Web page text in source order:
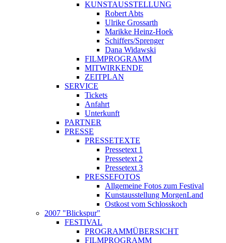
KUNSTAUSSTELLUNG
Robert Abts
Ulrike Grossarth
Marikke Heinz-Hoek
Schiffers/Sprenger
Dana Widawski
FILMPROGRAMM
MITWIRKENDE
ZEITPLAN
SERVICE
Tickets
Anfahrt
Unterkunft
PARTNER
PRESSE
PRESSETEXTE
Pressetext 1
Pressetext 2
Pressetext 3
PRESSEFOTOS
Allgemeine Fotos zum Festival
Kunstausstellung MorgenLand
Ostkost vom Schlosskoch
2007 "Blickspur"
FESTIVAL
PROGRAMMÜBERSICHT
FILMPROGRAMM